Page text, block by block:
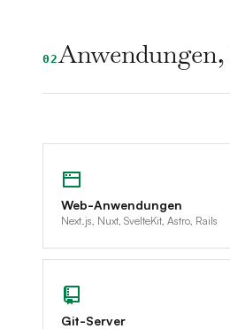
02Anwendungen,
Web-Anwendungen
Next.js, Nuxt, SvelteKit, Astro, Rails
Git-Server